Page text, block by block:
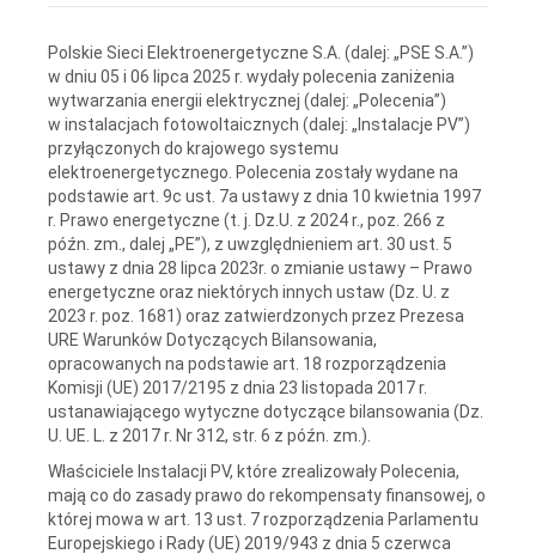
Polskie Sieci Elektroenergetyczne S.A. (dalej: „PSE S.A.”)
w dniu 05 i 06 lipca 2025 r. wydały polecenia zaniżenia
wytwarzania energii elektrycznej (dalej: „Polecenia”)
w instalacjach fotowoltaicznych (dalej: „Instalacje PV”)
przyłączonych do krajowego systemu
elektroenergetycznego. Polecenia zostały wydane na
podstawie art. 9c ust. 7a ustawy z dnia 10 kwietnia 1997
r. Prawo energetyczne (t. j. Dz.U. z 2024 r., poz. 266 z
późn. zm., dalej „PE”), z uwzględnieniem art. 30 ust. 5
ustawy z dnia 28 lipca 2023r. o zmianie ustawy – Prawo
energetyczne oraz niektórych innych ustaw (Dz. U. z
2023 r. poz. 1681) oraz zatwierdzonych przez Prezesa
URE Warunków Dotyczących Bilansowania,
opracowanych na podstawie art. 18 rozporządzenia
Komisji (UE) 2017/2195 z dnia 23 listopada 2017 r.
ustanawiającego wytyczne dotyczące bilansowania (Dz.
U. UE. L. z 2017 r. Nr 312, str. 6 z późn. zm.).
Właściciele Instalacji PV, które zrealizowały Polecenia,
mają co do zasady prawo do rekompensaty finansowej, o
której mowa w art. 13 ust. 7 rozporządzenia Parlamentu
Europejskiego i Rady (UE) 2019/943 z dnia 5 czerwca